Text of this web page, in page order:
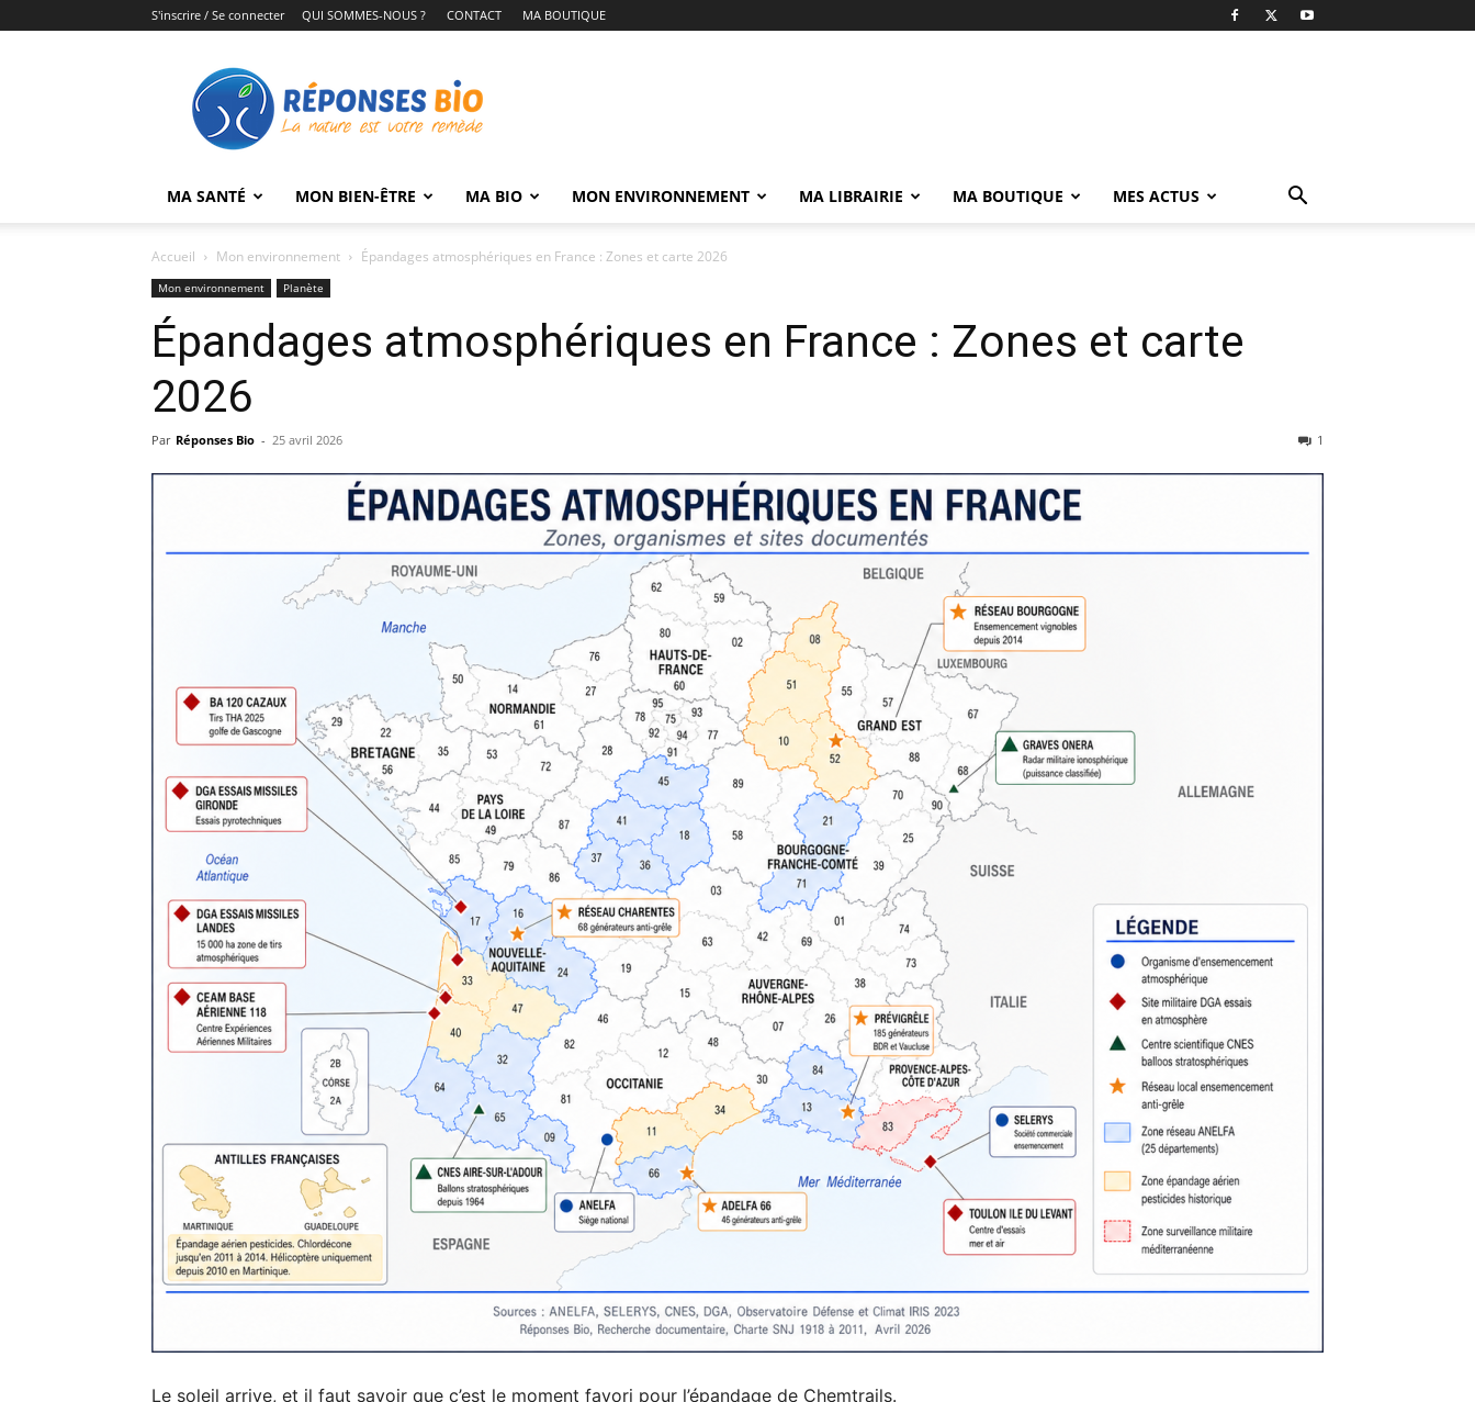
S'inscrire / Se connecter QUI SOMMES-NOUS ? CONTACT MA BOUTIQUE
Bio
MA SANTÉ MON BIEN-ÊTRE MA BIO MON ENVIRONNEMENT MA LIBRAIRIE MA BOUTIQUE MES ACTUS
Accueil Mon environnement Épandages atmosphériques en France : Zones et carte 2026
Mon environnement Planète
Épandages atmosphériques en France : Zones et carte
2026
Par Réponses Bio - 25 avril 2026 1
Le soleil arrive, et il faut savoir que c’est le moment favori pour l’épandage de Chemtrails.